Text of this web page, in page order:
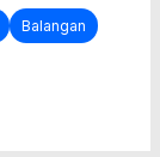
Balangan